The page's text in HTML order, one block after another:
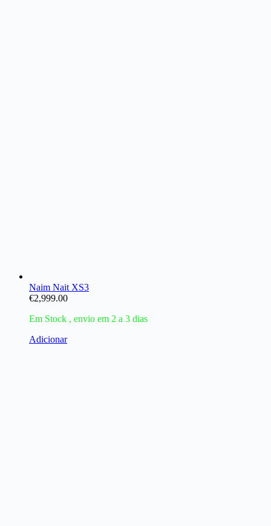
Naim Nait XS3
€2,999.00
Em Stock , envio em 2 a 3 dias
Adicionar